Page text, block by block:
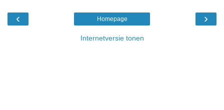
‹ ›
Homepage
Internetversie tonen